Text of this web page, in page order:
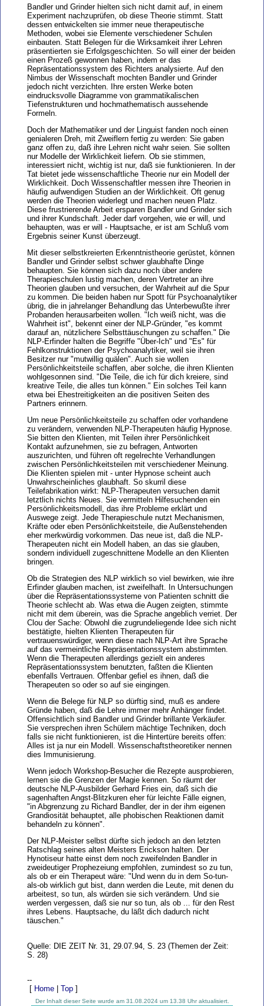
Bandler und Grinder hielten sich nicht damit auf, in einem
Experiment nachzuprüfen, ob diese Theorie stimmt. Statt
dessen entwickelten sie immer neue therapeutische
Methoden, wobei sie Elemente verschiedener Schulen
einbauten. Statt Belegen für die Wirksamkeit ihrer Lehren
präsentierten sie Erfolgsgeschichten. So will einer der beiden
einen Prozeß gewonnen haben, indem er das
Repräsentationssystem des Richters analysierte. Auf den
Nimbus der Wissenschaft mochten Bandler und Grinder
jedoch nicht verzichten. Ihre ersten Werke boten
eindrucksvolle Diagramme von grammatikalischen
Tiefenstrukturen und hochmathematisch aussehende
Formeln.
Doch der Mathematiker und der Linguist fanden noch einen
genialeren Dreh, mit Zweiflern fertig zu werden: Sie gaben
ganz offen zu, daß ihre Lehren nicht wahr seien. Sie sollten
nur Modelle der Wirklichkeit liefern. Ob sie stimmen,
interessiert nicht, wichtig ist nur, daß sie funktionieren. In der
Tat bietet jede wissenschaftliche Theorie nur ein Modell der
Wirklichkeit. Doch Wissenschaftler messen ihre Theorien in
häufig aufwendigen Studien an der Wirklichkeit. Oft genug
werden die Theorien widerlegt und machen neuen Platz.
Diese frustrierende Arbeit ersparen Bandler und Grinder sich
und ihrer Kundschaft. Jeder darf vorgehen, wie er will, und
behaupten, was er will - Hauptsache, er ist am Schluß vom
Ergebnis seiner Kunst überzeugt.
Mit dieser selbstkreierten Erkenntnistheorie gerüstet, können
Bandler und Grinder selbst schwer glaubhafte Dinge
behaupten. Sie können sich dazu noch über andere
Therapieschulen lustig machen, deren Vertreter an ihre
Theorien glauben und versuchen, der Wahrheit auf die Spur
zu kommen. Die beiden haben nur Spott für Psychoanalytiker
übrig, die in jahrelanger Behandlung das Unterbewußte ihrer
Probanden herausarbeiten wollen. "Ich weiß nicht, was die
Wahrheit ist", bekennt einer der NLP-Gründer, "es kommt
darauf an, nützlichere Selbsttäuschungen zu schaffen." Die
NLP-Erfinder halten die Begriffe "Über-Ich" und "Es" für
Fehlkonstruktionen der Psychoanalytiker, weil sie ihren
Besitzer nur "mutwillig quälen". Auch sie wollen
Persönlichkeitsteile schaffen, aber solche, die ihren Klienten
wohlgesonnen sind. "Die Teile, die ich für dich kreiere, sind
kreative Teile, die alles tun können." Ein solches Teil kann
etwa bei Ehestreitigkeiten an die positiven Seiten des
Partners erinnern.
Um neue Persönlichkeitsteile zu schaffen oder vorhandene
zu verändern, verwenden NLP-Therapeuten häufig Hypnose.
Sie bitten den Klienten, mit Teilen ihrer Persönlichkeit
Kontakt aufzunehmen, sie zu befragen, Antworten
auszurichten, und führen oft regelrechte Verhandlungen
zwischen Persönlichkeitsteilen mit verschiedener Meinung.
Die Klienten spielen mit - unter Hypnose scheint auch
Unwahrscheinliches glaubhaft. So skurril diese
Teilefabrikation wirkt: NLP-Therapeuten versuchen damit
letztlich nichts Neues. Sie vermitteln Hilfesuchenden ein
Persönlichkeitsmodell, das ihre Probleme erklärt und
Auswege zeigt. Jede Therapieschule nutzt Mechanismen,
Kräfte oder eben Persönlichkeitsteile, die Außenstehenden
eher merkwürdig vorkommen. Das neue ist, daß die NLP-
Therapeuten nicht ein Modell haben, an das sie glauben,
sondern individuell zugeschnittene Modelle an den Klienten
bringen.
Ob die Strategien des NLP wirklich so viel bewirken, wie ihre
Erfinder glauben machen, ist zweifelhaft. In Untersuchungen
über die Repräsentationssysteme von Patienten schnitt die
Theorie schlecht ab. Was etwa die Augen zeigten, stimmte
nicht mit dem überein, was die Sprache angeblich verriet. Der
Clou der Sache: Obwohl die zugrundeliegende Idee sich nicht
bestätigte, hielten Klienten Therapeuten für
vertrauenswürdiger, wenn diese nach NLP-Art ihre Sprache
auf das vermeintliche Repräsentationssystem abstimmten.
Wenn die Therapeuten allerdings gezielt ein anderes
Repräsentationssystem benutzten, faßten die Klienten
ebenfalls Vertrauen. Offenbar gefiel es ihnen, daß die
Therapeuten so oder so auf sie eingingen.
Wenn die Belege für NLP so dürftig sind, muß es andere
Gründe haben, daß die Lehre immer mehr Anhänger findet.
Offensichtlich sind Bandler und Grinder brillante Verkäufer.
Sie versprechen ihren Schülern mächtige Techniken, doch
falls sie nicht funktionieren, ist die Hintertüre bereits offen:
Alles ist ja nur ein Modell. Wissenschaftstheoretiker nennen
dies Immunisierung.
Wenn jedoch Workshop-Besucher die Rezepte ausprobieren,
lernen sie die Grenzen der Magie kennen. So räumt der
deutsche NLP-Ausbilder Gerhard Fries ein, daß sich die
sagenhaften Angst-Blitzkuren eher für leichte Fälle eignen,
"in Abgrenzung zu Richard Bandler, der in der ihm eigenen
Grandiosität behauptet, alle phobischen Reaktionen damit
behandeln zu können".
Der NLP-Meister selbst dürfte sich jedoch an den letzten
Ratschlag seines alten Meisters Erickson halten. Der
Hynotiseur hatte einst dem noch zweifelnden Bandler in
zweideutiger Prophezeiung empfohlen, zumindest so zu tun,
als ob er ein Therapeut wäre: "Und wenn du in dem So-tun-
als-ob wirklich gut bist, dann werden die Leute, mit denen du
arbeitest, so tun, als würden sie sich verändern. Und sie
werden vergessen, daß sie nur so tun, als ob ... für den Rest
ihres Lebens. Hauptsache, du läßt dich dadurch nicht
täuschen."
Quelle: DIE ZEIT Nr. 31, 29.07.94, S. 23 (Themen der Zeit:
S. 28)
--
[ Home Top ]
Der Inhalt dieser Seite wurde am 31.08.2024 um 13.38 Uhr aktualisiert.